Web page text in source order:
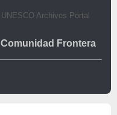
Comunidad Frontera